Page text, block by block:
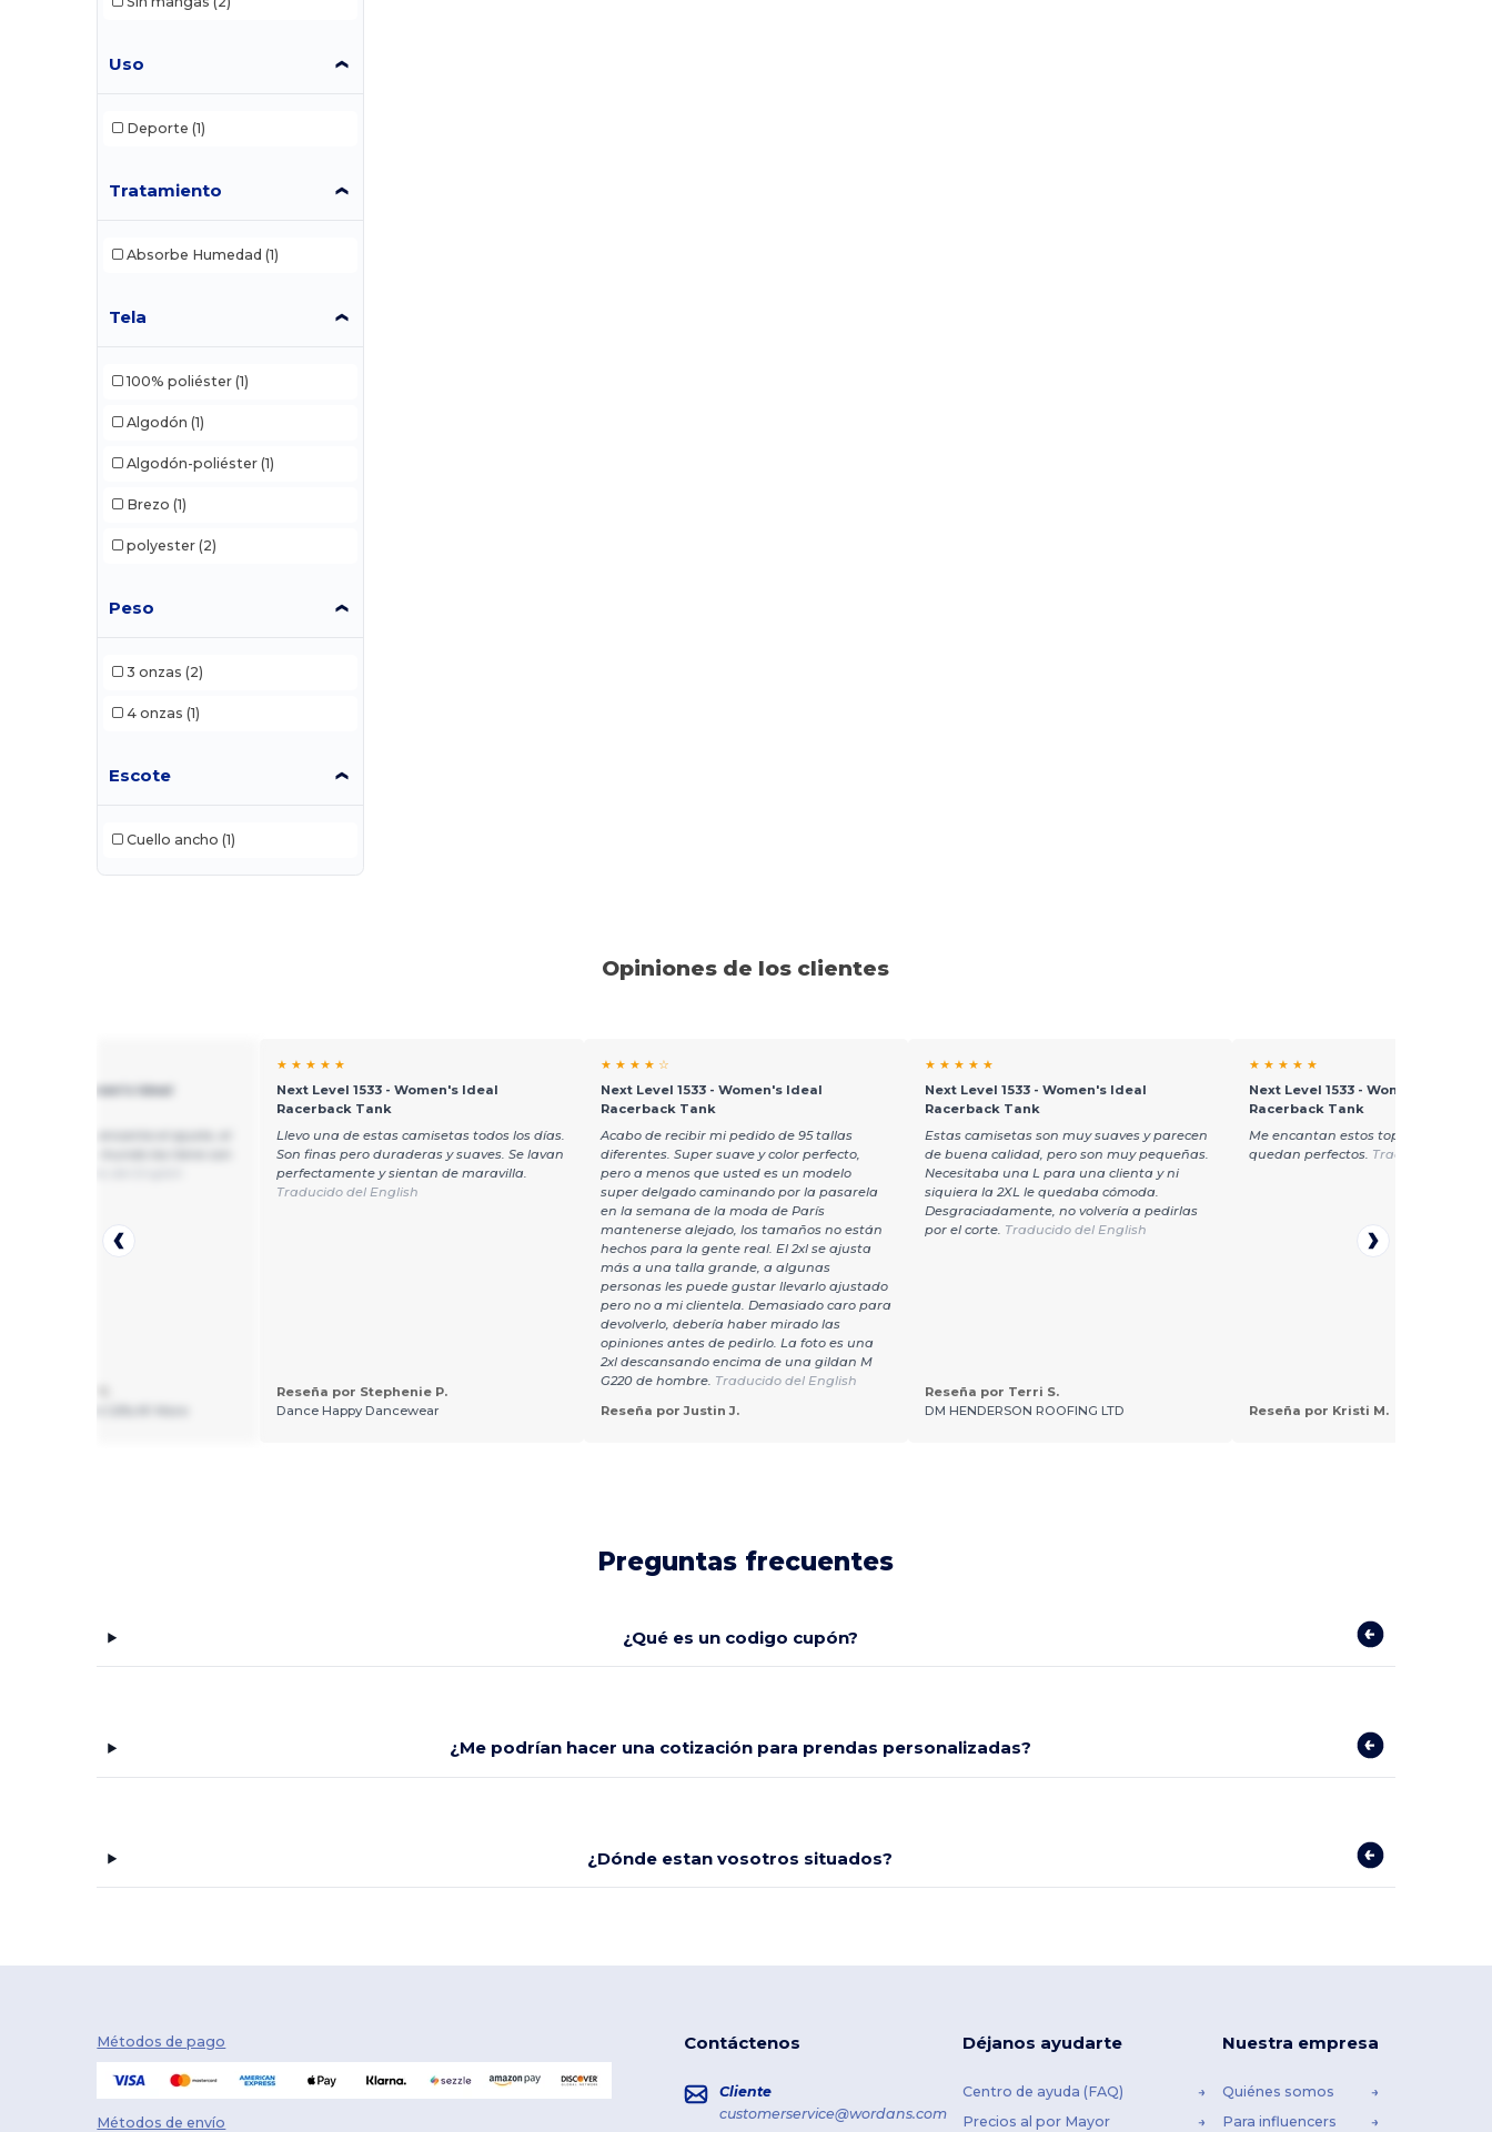
Uso
Deporte (1)
Tratamiento
Absorbe Humedad (1)
Tela
100% poliéster (1)
Algodón (1)
Algodón-poliéster (1)
Brezo (1)
polyester (2)
Peso
3 onzas (2)
4 onzas (1)
Escote
Cuello ancho (1)
Opiniones de los clientes
1533 - Women's Ideal
★ ★ ★ ★ ★
Next Level 1533 - Women's Ideal
Racerback Tank
Llevo una de estas camisetas todos los días.
Son finas pero duraderas y suaves. Se lavan
perfectamente y sientan de maravilla.
Traducido del English
Reseña por Stephenie P.
Dance Happy Dancewear
★ ★ ★ ★ ☆
Next Level 1533 - Women's Ideal
Racerback Tank
Acabo de recibir mi pedido de 95 tallas
diferentes. Super suave y color perfecto,
pero a menos que usted es un modelo
super delgado caminando por la pasarela
en la semana de la moda de París
mantenerse alejado, los tamaños no están
hechos para la gente real. El 2xl se ajusta
más a una talla grande, a algunas
personas les puede gustar llevarlo ajustado
pero no a mi clientela. Demasiado caro para
devolverlo, debería haber mirado las
opiniones antes de pedirlo. La foto es una
2xl descansando encima de una gildan M
G220 de hombre. Traducido del English
Reseña por Justin J.
★ ★ ★ ★ ★
Next Level 1533 - Women's Ideal
Racerback Tank
Estas camisetas son muy suaves y parecen
de buena calidad, pero son muy pequeñas.
Necesitaba una L para una clienta y ni
siquiera la 2XL le quedaba cómoda.
Desgraciadamente, no volvería a pedirlas
por el corte. Traducido del English
Reseña por Terri S.
DM HENDERSON ROOFING LTD
★ ★ ★ ★ ★
Next Level 1533 - Women's Ideal
Racerback Tank
Me encantan estos tops, no encogen
quedan perfectos. Traducido del
Reseña por Kristi M.
Preguntas frecuentes
¿Qué es un codigo cupón?
¿Me podrían hacer una cotización para prendas personalizadas?
¿Dónde estan vosotros situados?
Métodos de pago
Métodos de envío
Contáctenos
Cliente
customerservice@wordans.com
Déjanos ayudarte
Centro de ayuda (FAQ)
Precios al por Mayor
Nuestra empresa
Quiénes somos
Para influencers